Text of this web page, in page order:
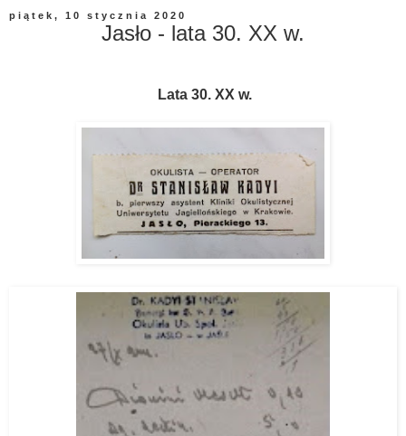
piątek, 10 stycznia 2020
Jasło - lata 30. XX w.
Lata 30. XX w.